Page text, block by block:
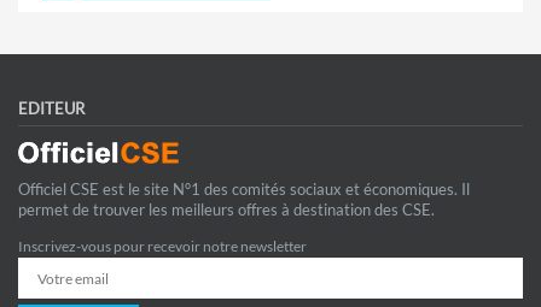
EDITEUR
Officiel CSE est le site N°1 des comités sociaux et économiques. Il
permet de trouver les meilleurs offres à destination des CSE.
Inscrivez-vous pour recevoir notre newsletter